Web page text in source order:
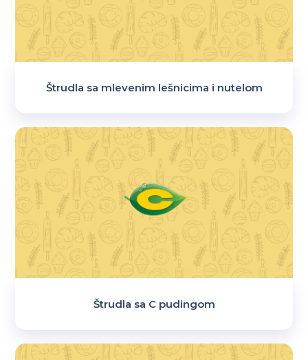
Štrudla sa mlevenim lešnicima i nutelom
Štrudla sa C pudingom